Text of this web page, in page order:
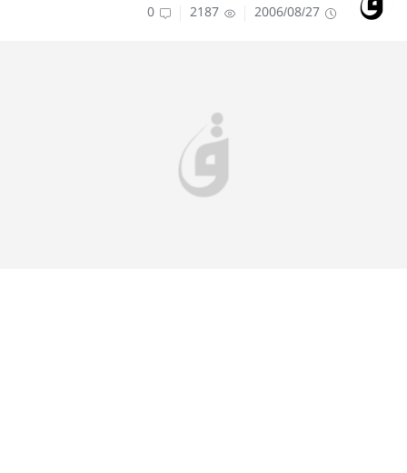
2006/08/27
2187
0